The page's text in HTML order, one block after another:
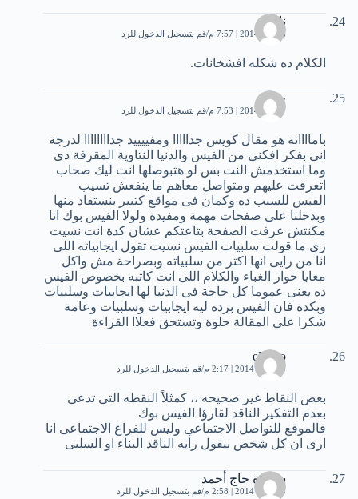
ناصر
6 يناير، 2014 | 7:57 م قم بتسجيل الدخول للرد
الكلام ده شكله افشخانات.
حمو
7 يناير، 2014 | 7:53 م قم بتسجيل الدخول للرد
باماااانة هو مقال كويس جدااااا ومفييييد جداااااااا لدرجة
انى بفكر افكنى من الفيس والدنيا النتاوية المقرفة دى
وما استخدمش النت بس لو هتبوصلها انت ليك صحاب
اتعرفت عليهم ومتواصل معاهم ما ينفعش تسيب
الفيس للسبب ده وكمان فى مواقع كتيير بنستفاد منها
وبدخلنا على صفحات مهمة ومفيدة ولولا الفيس بوك انا
مكنتش عرفت الصفحة بتاعتكم عشان كدة انت نسيت
زى ما قولت سلبيات الفيس نسيت تقول ايجابياته اللى
انا من رايى انها اكتر من سلبياته وبصراحة مش واكل
معايا حوار الغباء والكلام اللى انت كاتبه بخصوص الفيس
ده يعنى عموما كل حاجة فى الدنيا لها ايجابيات وسلبيات
وبكدة فان الفيس برده ليه ايجابيات وسلبيات وعامة
شكرا على المقالة حلوة وتستحق فعلاا القراءة
elyano
10 يناير، 2014 | 2:17 م قم بتسجيل الدخول للرد
بعض النقاط غير صحيحه ،، كمثلاً النقطه التى تدعى
بعدم التفكير الناقد لقارؤا الفيس بوك
فالموقع للتواصل الاجتماعى وليس للفراغ الاجتماعى انا
ارى ان كل شخص بيقول رأيه الناقد البناء او السلبى
سعيدة حاج أحمد
10 يناير، 2014 | 2:58 م قم بتسجيل الدخول للرد